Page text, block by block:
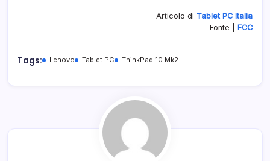
Articolo di Tablet PC Italia
Fonte | FCC
Tags: Lenovo Tablet PC ThinkPad 10 Mk2